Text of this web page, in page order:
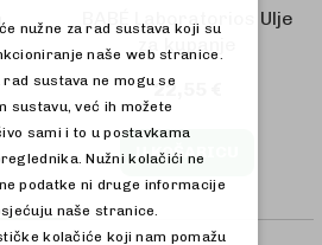
BABÉ Laboratorios Ulje
za kupanje
22,55 €
U KOŠARICU
nužne za rad sustava koji su
naše web stranice.
rad sustava ne mogu se
sustavu, već ih možete
sami i to u postavkama
Nužni kolačići ne
podatke ni druge informacije
naše stranice.
kolačiće koji nam pomažu